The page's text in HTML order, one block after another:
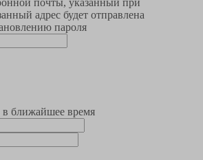
почты, указанный при
адрес будет отправлена
пароля
ближайшее время